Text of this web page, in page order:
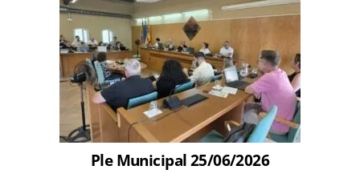
Ple Municipal 25/06/2026